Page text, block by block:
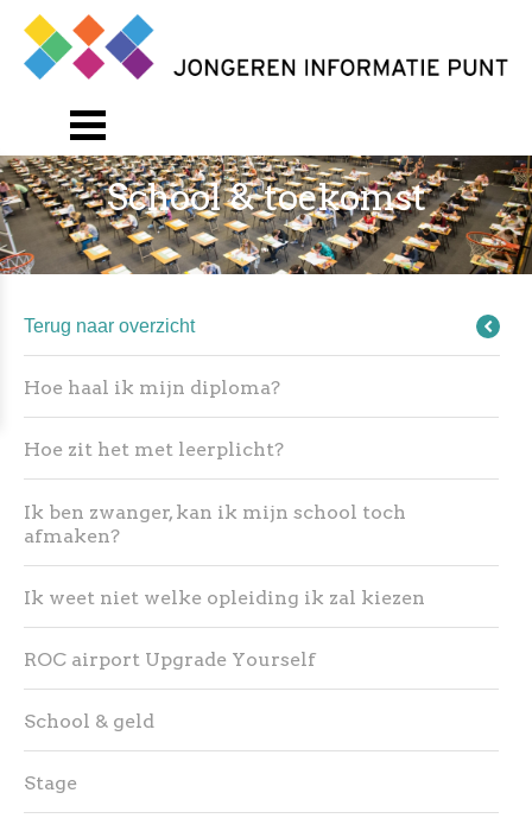
School & toekomst
Terug naar overzicht
Hoe haal ik mijn diploma?
Hoe zit het met leerplicht?
Ik ben zwanger, kan ik mijn school toch
afmaken?
Ik weet niet welke opleiding ik zal kiezen
ROC airport Upgrade Yourself
School & geld
Stage